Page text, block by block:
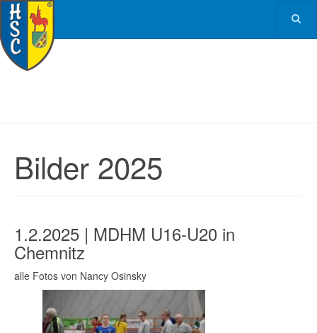
Bilder 2025
1.2.2025 | MDHM U16-U20 in
Chemnitz
alle Fotos von Nancy Osinsky